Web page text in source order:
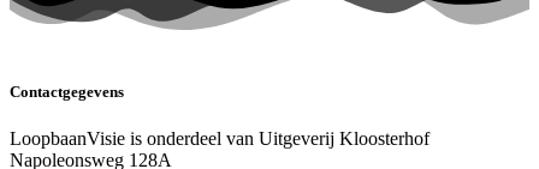
Contactgegevens
LoopbaanVisie is onderdeel van Uitgeverij Kloosterhof
Napoleonsweg 128A